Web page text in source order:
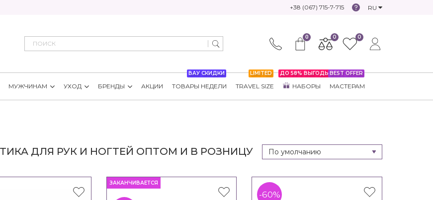
+38 (067) 715-7-715 RU
0 0 0
МУЖЧИНАМ УХОД БРЕНДЫ АКЦИИ
ВАУ СКИДКИ
ТОВАРЫ НЕДЕЛИ
LIMITED
TRAVEL SIZE
ДО 58% ВЫГОДЫ
НАБОРЫ
BEST OFFER
МАСТЕРАМ
ДЛЯ РУК И НОГТЕЙ ОПТОМ И В РОЗНИЦУ
ЗАКАНЧИВАЕТСЯ
-60%